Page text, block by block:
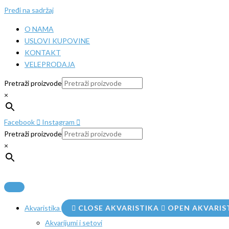
Pređi na sadržaj
O NAMA
USLOVI KUPOVINE
KONTAKT
VELEPRODAJA
Pretraži proizvode
×
Facebook
Instagram
Pretraži proizvode
×
Akvaristika CLOSE AKVARISTIKA
OPEN
Akvarijumi i setovi